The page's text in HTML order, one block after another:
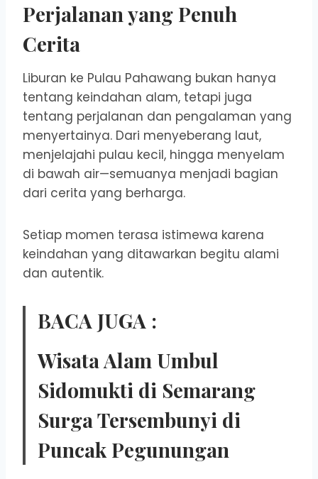
Perjalanan yang Penuh
Cerita
Liburan ke Pulau Pahawang bukan hanya
tentang keindahan alam, tetapi juga
tentang perjalanan dan pengalaman yang
menyertainya. Dari menyeberang laut,
menjelajahi pulau kecil, hingga menyelam
di bawah air—semuanya menjadi bagian
dari cerita yang berharga.
Setiap momen terasa istimewa karena
keindahan yang ditawarkan begitu alami
dan autentik.
BACA JUGA :
Wisata Alam Umbul
Sidomukti di Semarang
Surga Tersembunyi di
Puncak Pegunungan